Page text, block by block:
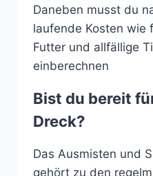
Daneben musst du
laufende Kosten wie
Futter und allfällige
einberechnen
Bist du bereit
Dreck?
Das Ausmisten und
gehört zu den